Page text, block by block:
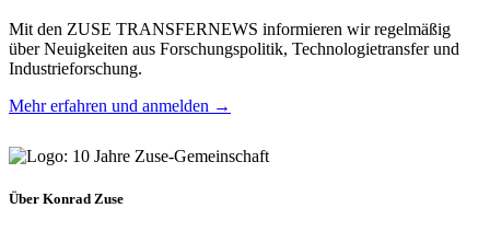
Mit den ZUSE TRANSFERNEWS informieren wir regelmäßig
über Neuigkeiten aus Forschungspolitik, Technologietransfer und
Industrieforschung.
Mehr erfahren und anmelden →
Über Konrad Zuse